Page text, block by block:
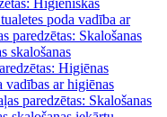
Higiēniskās
poda vadība ar
paredzētas: Skalošanas
skalošanas
Higiēnas
vadības ar higiēnas
paredzētas: Skalošanas